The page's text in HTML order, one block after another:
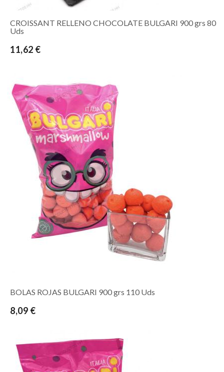
CROISSANT RELLENO CHOCOLATE BULGARI 900 grs 80
Uds
11,62 €
BOLAS ROJAS BULGARI 900 grs 110 Uds
8,09 €